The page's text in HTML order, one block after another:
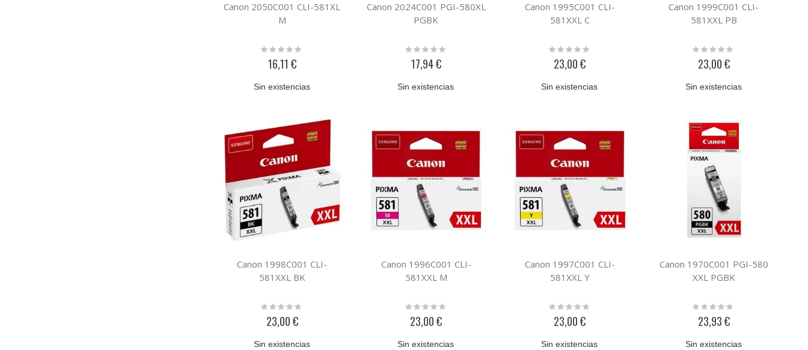
Canon 2050C001 CLI-581XL
M
Rating:
16,11 €
Sin existencias
Canon 2024C001 PGI-580XL
PGBK
Rating:
17,94 €
Sin existencias
Canon 1995C001 CLI-
581XXL C
Rating:
23,00 €
Sin existencias
Canon 1999C001 CLI-
581XXL PB
Rating:
23,00 €
Sin existencias
Canon 1998C001 CLI-
581XXL BK
Rating:
23,00 €
Sin existencias
Canon 1996C001 CLI-
581XXL M
Rating:
23,00 €
Sin existencias
Canon 1997C001 CLI-
581XXL Y
Rating:
23,00 €
Sin existencias
Canon 1970C001 PGI-580
XXL PGBK
Rating:
23,93 €
Sin existencias